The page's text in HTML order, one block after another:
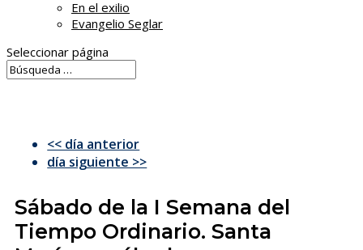
En el exilio
Evangelio Seglar
Seleccionar página
<< día anterior
día siguiente >>
Sábado de la I Semana del
Tiempo Ordinario. Santa